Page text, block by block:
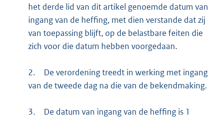
het derde lid van dit artikel genoemde datum van
ingang van de heffing, met dien verstande dat zij
van toepassing blijft, op de belastbare feiten die
zich voor die datum hebben voorgedaan.
2.
De verordening treedt in werking met ingang
van de tweede dag na die van de bekendmaking.
3.
De datum van ingang van de heffing is 1